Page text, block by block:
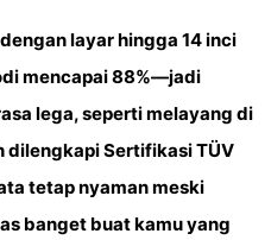
layar hingga 14 inci
mencapai88%—jadi
lega, seperti melayang di
dilengkapiSertifikasi TÜV
tetap nyaman meski
banget buat kamu yang